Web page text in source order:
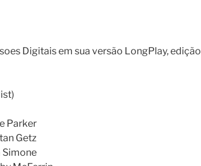
Digitais em sua versão LongPlay, edição
Parker
Getz
Simone